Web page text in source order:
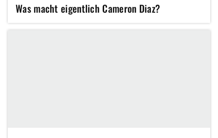
Was macht eigentlich Cameron Diaz?